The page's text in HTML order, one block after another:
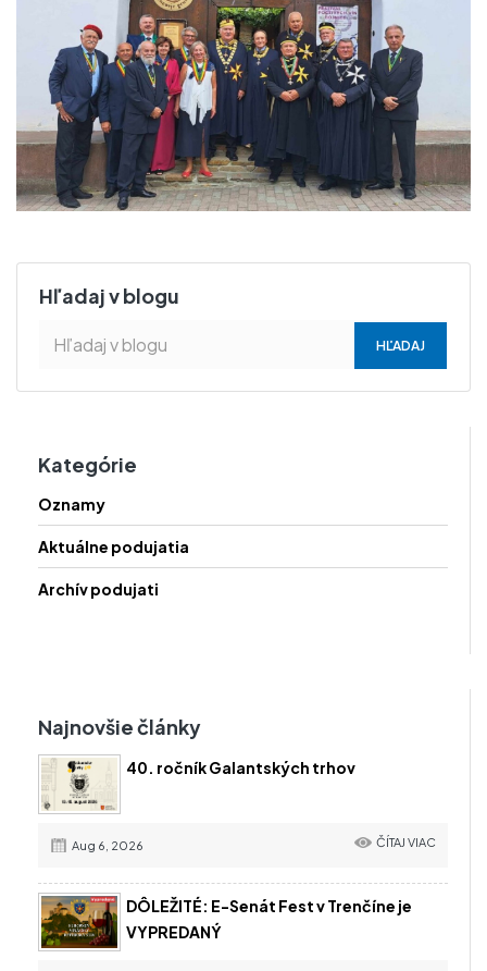
Hľadaj v blogu
Kategórie
Oznamy
Aktuálne podujatia
Archív podujati
Najnovšie články
40. ročník Galantských trhov
Aug 6, 2026 ČÍTAJ VIAC
DÔLEŽITÉ: E-Senát Fest v Trenčíne je
VYPREDANÝ